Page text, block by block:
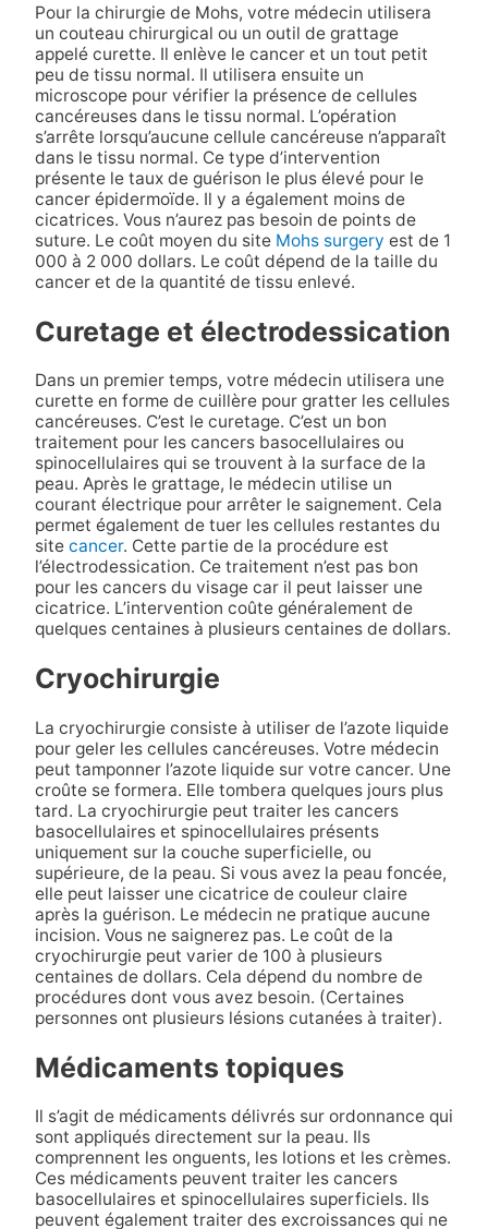
Pour la chirurgie de Mohs, votre médecin utilisera
un couteau chirurgical ou un outil de grattage
appelé curette. Il enlève le cancer et un tout petit
peu de tissu normal. Il utilisera ensuite un
microscope pour vérifier la présence de cellules
cancéreuses dans le tissu normal. L’opération
s’arrête lorsqu’aucune cellule cancéreuse n’apparaît
dans le tissu normal. Ce type d’intervention
présente le taux de guérison le plus élevé pour le
cancer épidermoïde. Il y a également moins de
cicatrices. Vous n’aurez pas besoin de points de
suture. Le coût moyen du site Mohs surgery est de 1
000 à 2 000 dollars. Le coût dépend de la taille du
cancer et de la quantité de tissu enlevé.
Curetage et électrodessication
Dans un premier temps, votre médecin utilisera une
curette en forme de cuillère pour gratter les cellules
cancéreuses. C’est le curetage. C’est un bon
traitement pour les cancers basocellulaires ou
spinocellulaires qui se trouvent à la surface de la
peau. Après le grattage, le médecin utilise un
courant électrique pour arrêter le saignement. Cela
permet également de tuer les cellules restantes du
site cancer. Cette partie de la procédure est
l’électrodessication. Ce traitement n’est pas bon
pour les cancers du visage car il peut laisser une
cicatrice. L’intervention coûte généralement de
quelques centaines à plusieurs centaines de dollars.
Cryochirurgie
La cryochirurgie consiste à utiliser de l’azote liquide
pour geler les cellules cancéreuses. Votre médecin
peut tamponner l’azote liquide sur votre cancer. Une
croûte se formera. Elle tombera quelques jours plus
tard. La cryochirurgie peut traiter les cancers
basocellulaires et spinocellulaires présents
uniquement sur la couche superficielle, ou
supérieure, de la peau. Si vous avez la peau foncée,
elle peut laisser une cicatrice de couleur claire
après la guérison. Le médecin ne pratique aucune
incision. Vous ne saignerez pas. Le coût de la
cryochirurgie peut varier de 100 à plusieurs
centaines de dollars. Cela dépend du nombre de
procédures dont vous avez besoin. (Certaines
personnes ont plusieurs lésions cutanées à traiter).
Médicaments topiques
Il s’agit de médicaments délivrés sur ordonnance qui
sont appliqués directement sur la peau. Ils
comprennent les onguents, les lotions et les crèmes.
Ces médicaments peuvent traiter les cancers
basocellulaires et spinocellulaires superficiels. Ils
peuvent également traiter des excroissances qui ne